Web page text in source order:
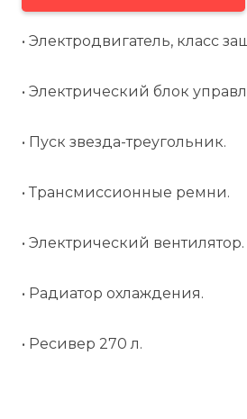
• Электродвигатель, класс
• Электрический блок
• Пуск звезда-треугольник.
• Трансмиссионные ремни.
• Электрический вентилятор.
• Радиатор охлаждения.
• Ресивер 270 л.